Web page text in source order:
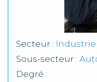
Secteur : Industrie
Sous-secteur :
Degré :